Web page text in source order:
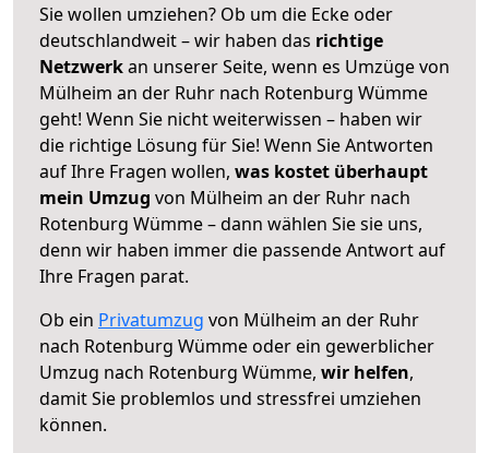
Sie wollen umziehen? Ob um die Ecke oder
deutschlandweit – wir haben das richtige
Netzwerkan unserer Seite, wenn es Umzüge von
Mülheim an der Ruhr nach Rotenburg Wümme
geht! Wenn Sie nicht weiterwissen – haben wir
die richtige Lösung für Sie! Wenn Sie Antworten
auf Ihre Fragen wollen, was kostet überhaupt
mein Umzug von Mülheim an der Ruhr nach
Rotenburg Wümme – dann wählen Sie sie uns,
denn wir haben immer die passende Antwort auf
Ihre Fragen parat.
Ob ein Privatumzug von Mülheim an der Ruhr
nach Rotenburg Wümme oder ein gewerblicher
Umzug nach Rotenburg Wümme, wir helfen,
damit Sie problemlos und stressfrei umziehen
können.